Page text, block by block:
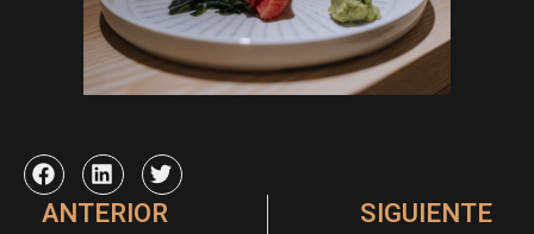
ANTERIOR SIGUIENTE